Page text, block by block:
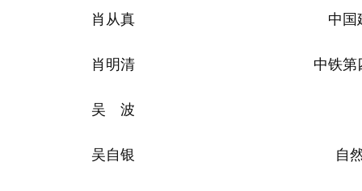
肖从真 中国
肖明清 中铁第
吴 波
吴自银 自